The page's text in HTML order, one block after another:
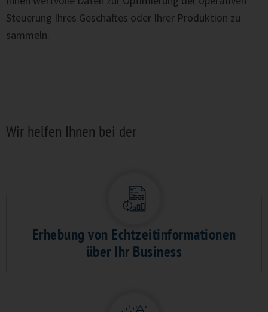
Steuerung Ihres Geschäftes oder Ihrer Produktion zu
sammeln.
Wir helfen Ihnen bei der
Erhebung von Echtzeitinformationen
über Ihr Business